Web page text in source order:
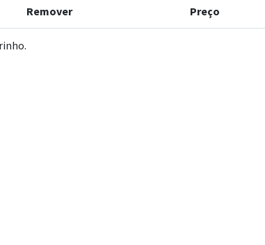
Remover Preço